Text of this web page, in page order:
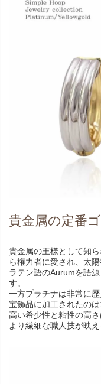
貴金属の定番
貴金属の王様として知
ら権力者に愛され、太
ラテン語のAurumを語
す。
一方プラチナは非常に
宝飾品に加工されたのは
高い希少性と粘性の高
より繊細な職人技が映え